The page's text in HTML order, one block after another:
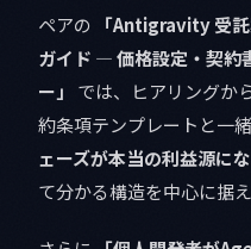
ペアの
「Antigravity 受
ガイド — 価格設定・契約
ー」
では、ヒアリングか
約条項テンプレートと一
ェーズが本当の利益源に
て分かる構造を中心に据え